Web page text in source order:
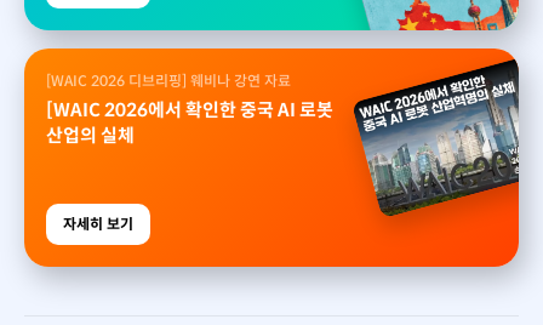
[WAIC 2026 디브리핑] 웨비나 강연 자료
[WAIC 2026에서 확인한 중국 AI 로봇
산업의 실체
자세히 보기